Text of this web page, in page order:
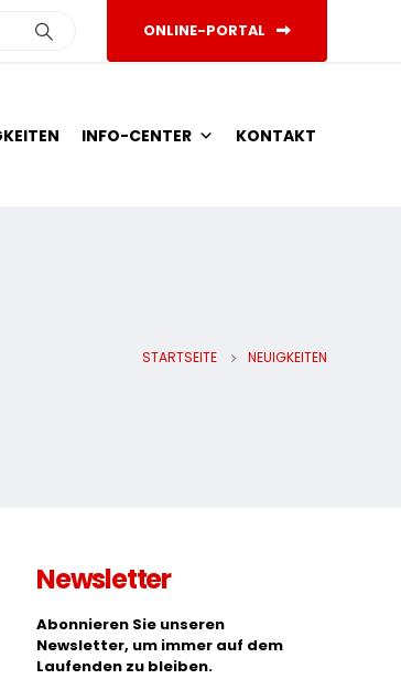
ONLINE-PORTAL
INFO-CENTER KONTAKT
STARTSEITE NEUIGKEITEN
Newsletter
Abonnieren Sie unseren
Newsletter, um immer auf dem
Laufenden zu bleiben.